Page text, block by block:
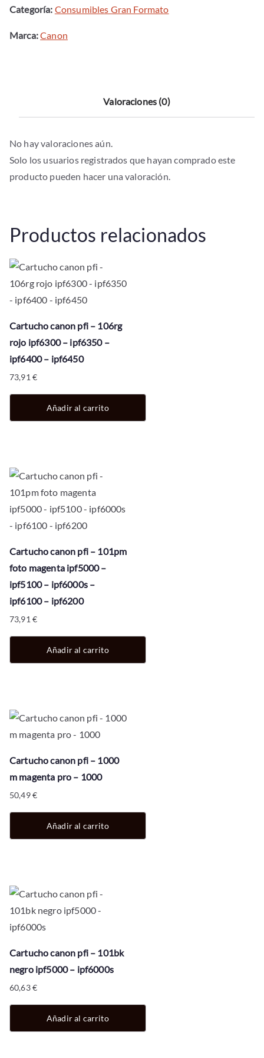
Categoría: Consumibles Gran Formato
Marca:Canon
Valoraciones (0)
No hay valoraciones aún.
Solo los usuarios registrados que hayan comprado este
producto pueden hacer una valoración.
Productos relacionados
Cartucho canon pfi – 106rg
rojo ipf6300 – ipf6350 –
ipf6400 – ipf6450
73,91 €
Añadir al carrito
Cartucho canon pfi – 101pm
foto magenta ipf5000 –
ipf5100 – ipf6000s –
ipf6100 – ipf6200
73,91 €
Añadir al carrito
Cartucho canon pfi – 1000
m magenta pro – 1000
50,49€
Añadir al carrito
Cartucho canon pfi – 101bk
negro ipf5000 – ipf6000s
60,63€
Añadir al carrito